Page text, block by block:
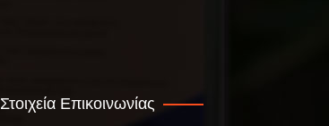
Στοιχεία Επικοινωνίας